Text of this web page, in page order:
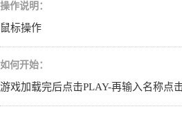
操作说明：
鼠标操作
如何开始：
游戏加载完后点击PLAY-再输入名称点